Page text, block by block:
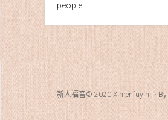
people
新人福音© 2020 Xinrenfuyin · · By